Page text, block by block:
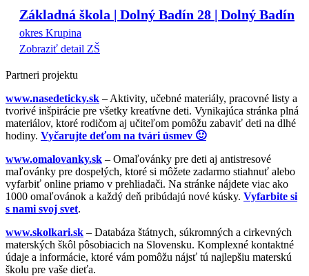
Základná škola | Dolný Badín 28 | Dolný Badín
okres Krupina
Zobraziť detail ZŠ
Partneri projektu
www.nasedeticky.sk – Aktivity, učebné materiály, pracovné listy a
tvorivé inšpirácie pre všetky kreatívne deti. Vynikajúca stránka plná
materiálov, ktoré rodičom aj učiteľom pomôžu zabaviť deti na dlhé
hodiny. Vyčarujte deťom na tvári úsmev 🙂
www.omalovanky.sk – Omaľovánky pre deti aj antistresové
maľovánky pre dospelých, ktoré si môžete zadarmo stiahnuť alebo
vyfarbiť online priamo v prehliadači. Na stránke nájdete viac ako
1000 omaľovánok a každý deň pribúdajú nové kúsky. Vyfarbite si
s nami svoj svet.
www.skolkari.sk – Databáza štátnych, súkromných a cirkevných
materských škôl pôsobiacich na Slovensku. Komplexné kontaktné
údaje a informácie, ktoré vám pomôžu nájsť tú najlepšiu materskú
školu pre vaše dieťa.